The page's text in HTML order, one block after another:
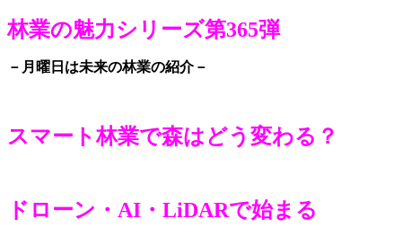
林業の魅力シリーズ第365弾
－月曜日は未来の林業の紹介－
スマート林業で森はどう変わる？
ドローン・AI・LiDARで始まる